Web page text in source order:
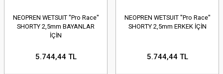
NEOPREN WETSUIT ''Pro Race''
SHORTY 2,5mm BAYANLAR
İÇİN
5.744,44 TL
NEOPREN WETSUIT ''Pro Race''
SHORTY 2,5mm ERKEK İÇİN
5.744,44 TL